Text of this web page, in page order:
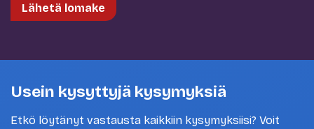
Lähetä lomake
Usein kysyttyjä kysymyksiä
Etkö löytänyt vastausta kaikkiin kysymyksiisi? Voit